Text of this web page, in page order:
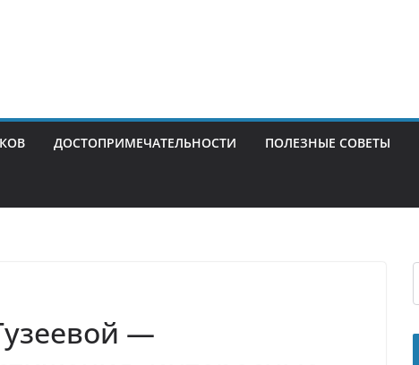
ДОСТОПРИМЕЧАТЕЛЬНОСТИ ПОЛЕЗНЫЕ СОВЕТЫ
—